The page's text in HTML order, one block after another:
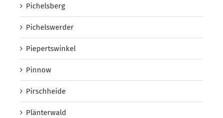
Pichelsberg
Pichelswerder
Piepertswinkel
Pinnow
Pirschheide
Plänterwald